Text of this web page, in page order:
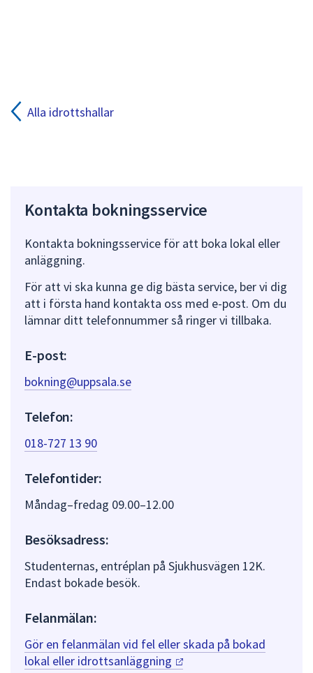
och
minustangenter.
Alla idrottshallar
Kontakta bokningsservice
Kontakta bokningsservice för att boka lokal eller
anläggning.
För att vi ska kunna ge dig bästa service, ber vi dig
att i första hand kontakta oss med e-post. Om du
lämnar ditt telefonnummer så ringer vi tillbaka.
E-post:
bokning@uppsala.se
Telefon:
018-727 13 90
Telefontider:
Måndag–fredag 09.00–12.00
Besöksadress:
Studenternas, entréplan på Sjukhusvägen 12K.
Endast bokade besök.
Felanmälan:
Gör en felanmälan vid fel eller skada på bokad
lokal eller idrottsanläggning